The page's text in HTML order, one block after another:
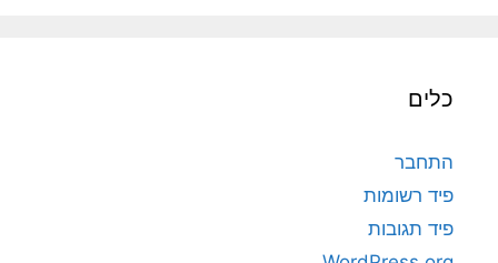
כלים
התחבר
פיד רשומות
פיד תגובות